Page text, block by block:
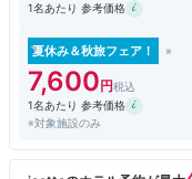
ある廃墟のような建物で、
フロントのある1階に無料
置いてありました。
部屋の洗濯機の洗剤が液
テイは粉末洗剤だった)。
靴の乾燥機があり、前日の
洗面台にヘアアイロンを
1名あたり 参考価格
夏休み＆秋旅フェア！
7,600
1名あたり 参考価格
※対象施設のみ